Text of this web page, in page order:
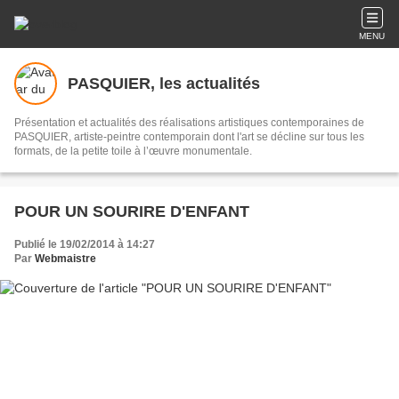
MENU
PASQUIER, les actualités
Présentation et actualités des réalisations artistiques contemporaines de
PASQUIER, artiste-peintre contemporain dont l'art se décline sur tous les
formats, de la petite toile à l’œuvre monumentale.
POUR UN SOURIRE D'ENFANT
Publié le 19/02/2014 à 14:27
Par Webmaistre